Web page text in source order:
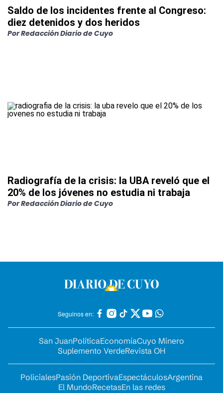
Saldo de los incidentes frente al Congreso:
diez detenidos y dos heridos
PorRedacción Diario de Cuyo
Radiografía de la crisis: la UBA reveló que el
20% de los jóvenes no estudia ni trabaja
PorRedacción Diario de Cuyo
Seguinos en:
San JuanPolíticaEconomíaCuyo Minero
Suplemento VerdeRevista OH
PolicialesPasión DeportivaEspectáculosArgentina
El MundoRecetasEn las redes